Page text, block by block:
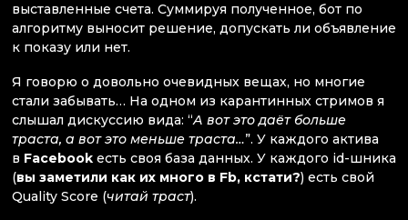
выставленные счета. Суммируя полученное, бот по
алгоритму выносит решение, допускать ли объявление
к показу или нет.
Я говорю о довольно очевидных вещах, но многие
стали забывать… На одном из карантинных стримов я
слышал дискуссию вида: “А вот это даёт больше
траста, а вот это меньше траста…”. У каждого актива
в Facebook есть своя база данных. У каждого id-шника
(вы заметили как их много в Fb, кстати?) есть свой
Quality Score (читай траст).